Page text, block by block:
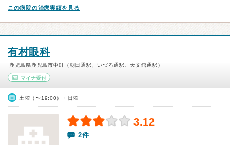
この病院の治療実績を見る
有村眼科
鹿児島県鹿児島市中町（朝日通駅、いづろ通駅、天文館通駅）
マイナ受付
土曜（〜19:00）・日曜
3.12
2件